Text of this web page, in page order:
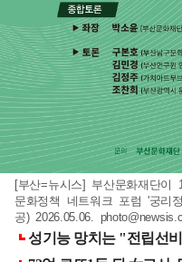
[부산=뉴시스] 부산문화재단
문화정책 네트워크 포럼 '궁리
공) 2026.05.06.